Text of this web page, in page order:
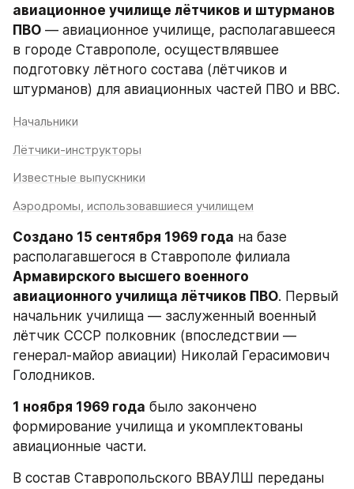
авиационное училище лётчиков и штурманов
ПВО — авиационное училище, располагавшееся
в городе Ставрополе, осуществлявшее
подготовку лётного состава (лётчиков и
штурманов) для авиационных частей ПВО и ВВС.
Начальники
Лётчики-инструкторы
Известные выпускники
Аэродромы, использовавшиеся училищем
Создано 15 сентября 1969 года на базе
Армавирского высшего военного
авиационного училища лётчиков ПВО. Первый
начальник училища — заслуженный военный
лётчик СССР полковник (впоследствии —
генерал-майор авиации) Николай Герасимович
Голодников.
1 ноября 1969 года было закончено
формирование училища и укомплектованы
авиационные части.
В состав Ставропольского ВВАУЛШ переданы